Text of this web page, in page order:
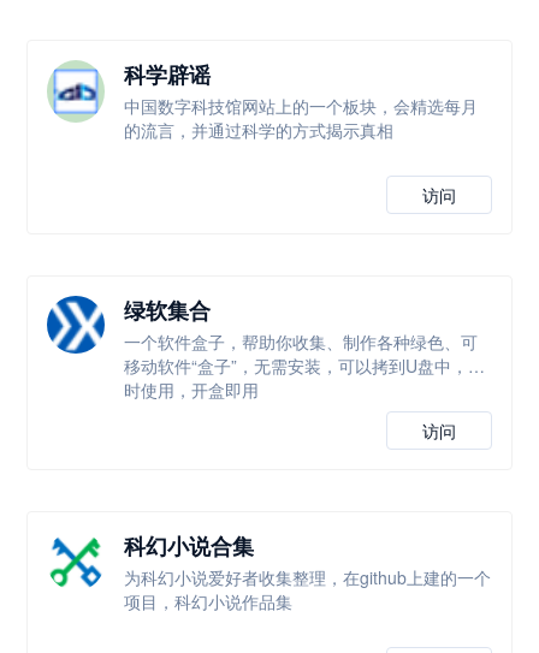
科学辟谣
中国数字科技馆网站上的一个板块，会精选每月
的流言，并通过科学的方式揭示真相
访问
绿软集合
一个软件盒子，帮助你收集、制作各种绿色、可
移动软件“盒子”，无需安装，可以拷到U盘中，随
时使用，开盒即用
访问
科幻小说合集
为科幻小说爱好者收集整理，在github上建的一个
项目，科幻小说作品集